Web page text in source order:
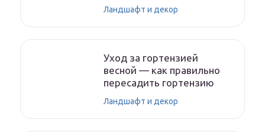
Ландшафт и декор
Уход за гортензией
весной — как правильно
пересадить гортензию
Ландшафт и декор